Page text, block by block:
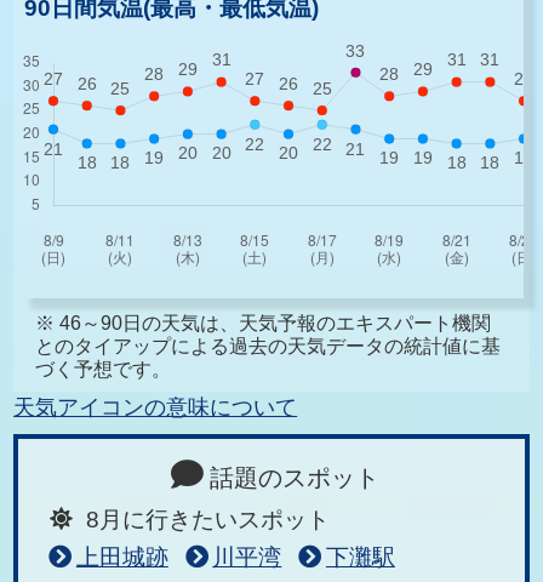
90日間気温(最高・最低気温)
※ 46～90日の天気は、天気予報のエキスパート機関
とのタイアップによる過去の天気データの統計値に基
づく予想です。
天気アイコンの意味について
話題のスポット
8月に行きたいスポット
上田城跡
川平湾
下灘駅